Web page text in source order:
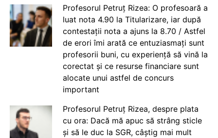
Profesorul Petruț Rizea: O profesoară a
luat nota 4.90 la Titularizare, iar după
contestații nota a ajuns la 8.70 / Astfel
de erori îmi arată ce entuziasmați sunt
profesorii buni, cu experiență să vină la
corectat și ce resurse financiare sunt
alocate unui astfel de concurs
important
Profesorul Petruț Rizea, despre plata
cu ora: Dacă mă apuc să strâng sticle
și să le duc la SGR, câștig mai mult